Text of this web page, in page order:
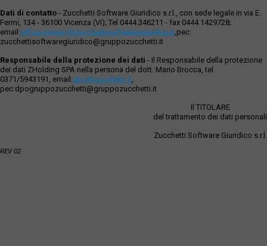
Dati di contatto - Zucchetti Software Giuridico s.r.l., con sede legale in via E.
Fermi, 134 - 36100 Vicenza (VI); Tel 0444.346211 - fax 0444.1429728;
email:ufficio.privacy@zucchettisoftwaregiuridico.it,pec:
zucchettisoftwaregiuridico@gruppozucchetti.it
Responsabile della protezione dei dati - Il Responsabile della protezione
dei dati ZHolding SPA nella persona del dott. Mario Brocca, tel.
0371/5943191, email:dpo@zucchetti.it,
pec:dpogruppozucchetti@gruppozucchetti.it
Il TITOLARE
del trattamento dei dati personali
Zucchetti Software Giuridico s.r.l.
REV 02